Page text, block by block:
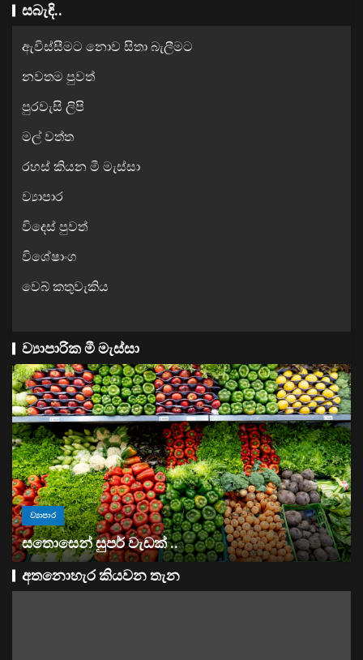
සබැඳි..
ඇවිස්සීමට නොව සිතා බැලීමට
නවතම පුවත්
පුරවැසි ලිපි
මල් වත්ත
රහස් කියන මී මැස්සා
ව්‍යාපාර
විදෙස් පුවත්
විශේෂාංග
වෙබ් කතුවැකිය
ව්‍යාපාරික මී මැස්සා
ව්‍යාපාර
මහ බැංකුවෙන් බැංකු වලට නියෝගයක්
අතනොහැර කියවන තැන